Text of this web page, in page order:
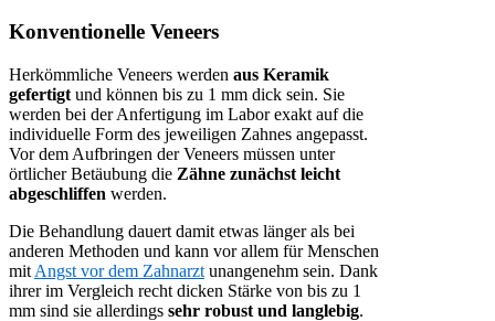
Konventionelle Veneers
Herkömmliche Veneers werden aus Keramik
gefertigt und können bis zu 1 mm dick sein. Sie
werden bei der Anfertigung im Labor exakt auf die
individuelle Form des jeweiligen Zahnes angepasst.
Vor dem Aufbringen der Veneers müssen unter
örtlicher Betäubung die Zähne zunächst leicht
abgeschliffen werden.
Die Behandlung dauert damit etwas länger als bei
anderen Methoden und kann vor allem für Menschen
mit Angst vor dem Zahnarzt unangenehm sein. Dank
ihrer im Vergleich recht dicken Stärke von bis zu 1
mm sind sie allerdings sehr robust und langlebig.